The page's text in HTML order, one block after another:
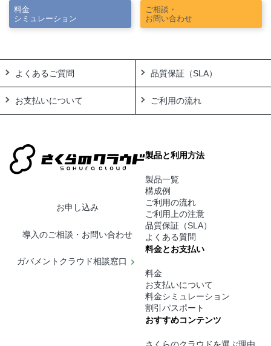
ご相談・
お問い合わせ
料金
シミュレーション
よくあるご質問 品質保証（SLA）
お支払いについて ご利用の流れ
お申し込み
導入のご相談・お問い合わせ
ガバメントクラウド相談窓口
製品と利用方法
製品一覧
構成例
ご利用の流れ
ご利用上の注意
品質保証（SLA）
よくある質問
料金とお支払い
料金
お支払いについて
料金シミュレーション
割引パスポート
おすすめコンテンツ